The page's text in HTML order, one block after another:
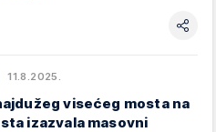
11.8.2025.
visećeg mosta na
izazvala masovni